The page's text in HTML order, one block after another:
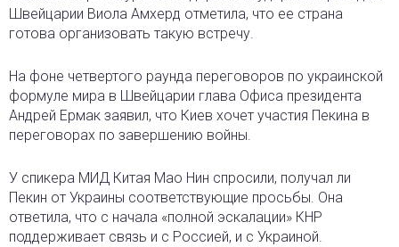
Швейцарии Виола Амхерд отметила, что ее страна
готова организовать такую встречу.
На фоне четвертого раунда переговоров по украинской
формуле мира в Швейцарии глава Офиса президента
Андрей Ермак заявил, что Киев хочет участия Пекина в
переговорах по завершению войны.
У спикера МИД Китая Мао Нин спросили, получал ли
Пекин от Украины соответствующие просьбы. Она
ответила, что с начала «полной эскалации» КНР
поддерживает связь и с Россией, и с Украиной.